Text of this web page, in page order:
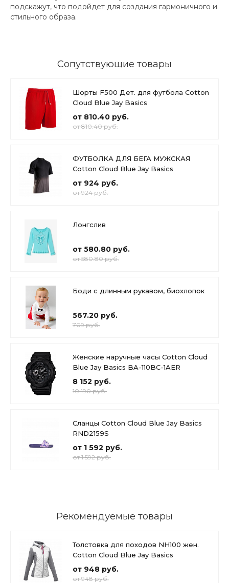
подскажут, что подойдет для создания гармоничного и
стильного образа.
Сопутствующие товары
Шорты F500 Дет. для футбола Cotton
Cloud Blue Jay Basics
от 810.40 руб.
от 810.40 руб.
ФУТБОЛКА ДЛЯ БЕГА МУЖСКАЯ
Cotton Cloud Blue Jay Basics
от 924 руб.
от 924 руб.
Лонгслив
от 580.80 руб.
от 580.80 руб.
Боди с длинным рукавом, биохлопок
567.20 руб.
709 руб.
Женские наручные часы Cotton Cloud
Blue Jay Basics BA-110BC-1AER
8 152 руб.
10 190 руб.
Сланцы Cotton Cloud Blue Jay Basics
RND2159S
от 1 592 руб.
от 1 592 руб.
Рекомендуемые товары
Толстовка для походов NH100 жен.
Cotton Cloud Blue Jay Basics
от 948 руб.
от 948 руб.